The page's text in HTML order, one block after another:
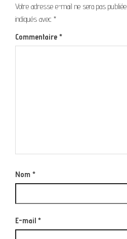
Votre adresse e-mail ne sera pas publiée.
indiqués avec *
Commentaire *
Nom *
E-mail *